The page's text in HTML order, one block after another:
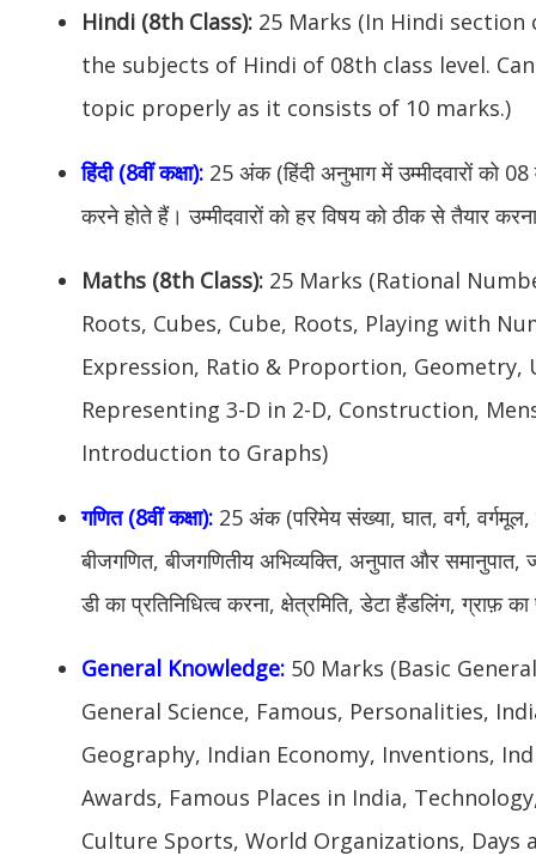
Hindi (8th Class): 25 Marks (In Hindi
the subjects of Hindi of 08th class level.
topic properly as it consists of 10 marks.)
हिंदी (8वीं कक्षा): 25 अंक (हिंदी अनुभाग में उम्मीदवारों को
करने होते हैं। उम्मीदवारों को हर विषय को ठीक से तैयार
Maths (8th Class): 25 Marks (Rational
Roots, Cubes, Cube, Roots, Playing with
Expression, Ratio & Proportion, Geometry,
Representing 3-D in 2-D, Construction,
Introduction to Graphs)
गणित (8वीं कक्षा): 25 अंक (परिमेय संख्या, घात, वर्ग,
बीजगणित, बीजगणितीय अभिव्यक्ति, अनुपात और
डी का प्रतिनिधित्व करना, क्षेत्रमिति, डेटा हैंडलिंग, ग्राफ़
General Knowledge: 50 Marks (Basic
General Science, Famous, Personalities,
Geography, Indian Economy, Inventions,
Awards, Famous Places in India,
Culture Sports, World Organizations, Days